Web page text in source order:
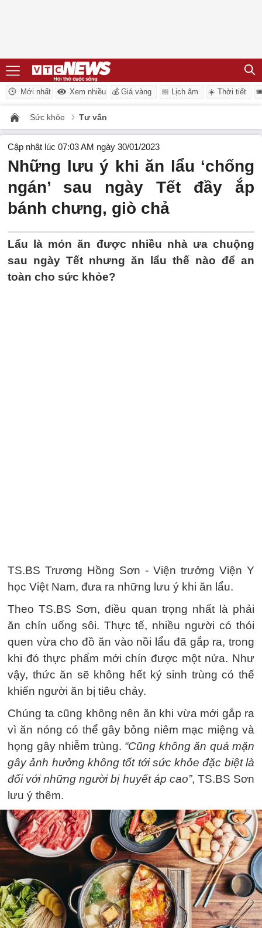
Mới nhất Xem nhiều 💰 Giá vàng 📅 Lịch âm ☀️ Thời tiết
Sức khỏe Tư vấn
Cập nhật lúc 07:03 AM ngày 30/01/2023
Những lưu ý khi ăn lẩu ‘chống
ngán’ sau ngày Tết đầy ắp
bánh chưng, giò chả
Lẩu là món ăn được nhiều nhà ưa chuộng
sau ngày Tết nhưng ăn lẩu thế nào để an
toàn cho sức khỏe?
TS.BS Trương Hồng Sơn - Viện trưởng Viện Y
học Việt Nam, đưa ra những lưu ý khi ăn lẩu.
Theo TS.BS Sơn, điều quan trọng nhất là phải
ăn chín uống sôi. Thực tế, nhiều người có thói
quen vừa cho đồ ăn vào nồi lẩu đã gắp ra, trong
khi đó thực phẩm mới chín được một nửa. Như
vậy, thức ăn sẽ không hết ký sinh trùng có thế
khiến người ăn bị tiêu chảy.
Chúng ta cũng không nên ăn khi vừa mới gắp ra
vì ăn nóng có thể gây bỏng niêm mạc miệng và
họng gây nhiễm trùng. “Cũng không ăn quá mặn
gây ảnh hưởng không tốt tới sức khỏe đặc biệt là
đối với những người bị huyết áp cao”, TS.BS Sơn
lưu ý thêm.